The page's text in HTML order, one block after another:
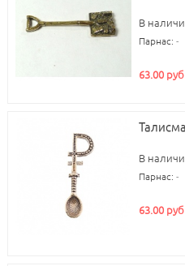
В
Парнас: -
63.00 руб
В
Парнас: -
63.00 руб